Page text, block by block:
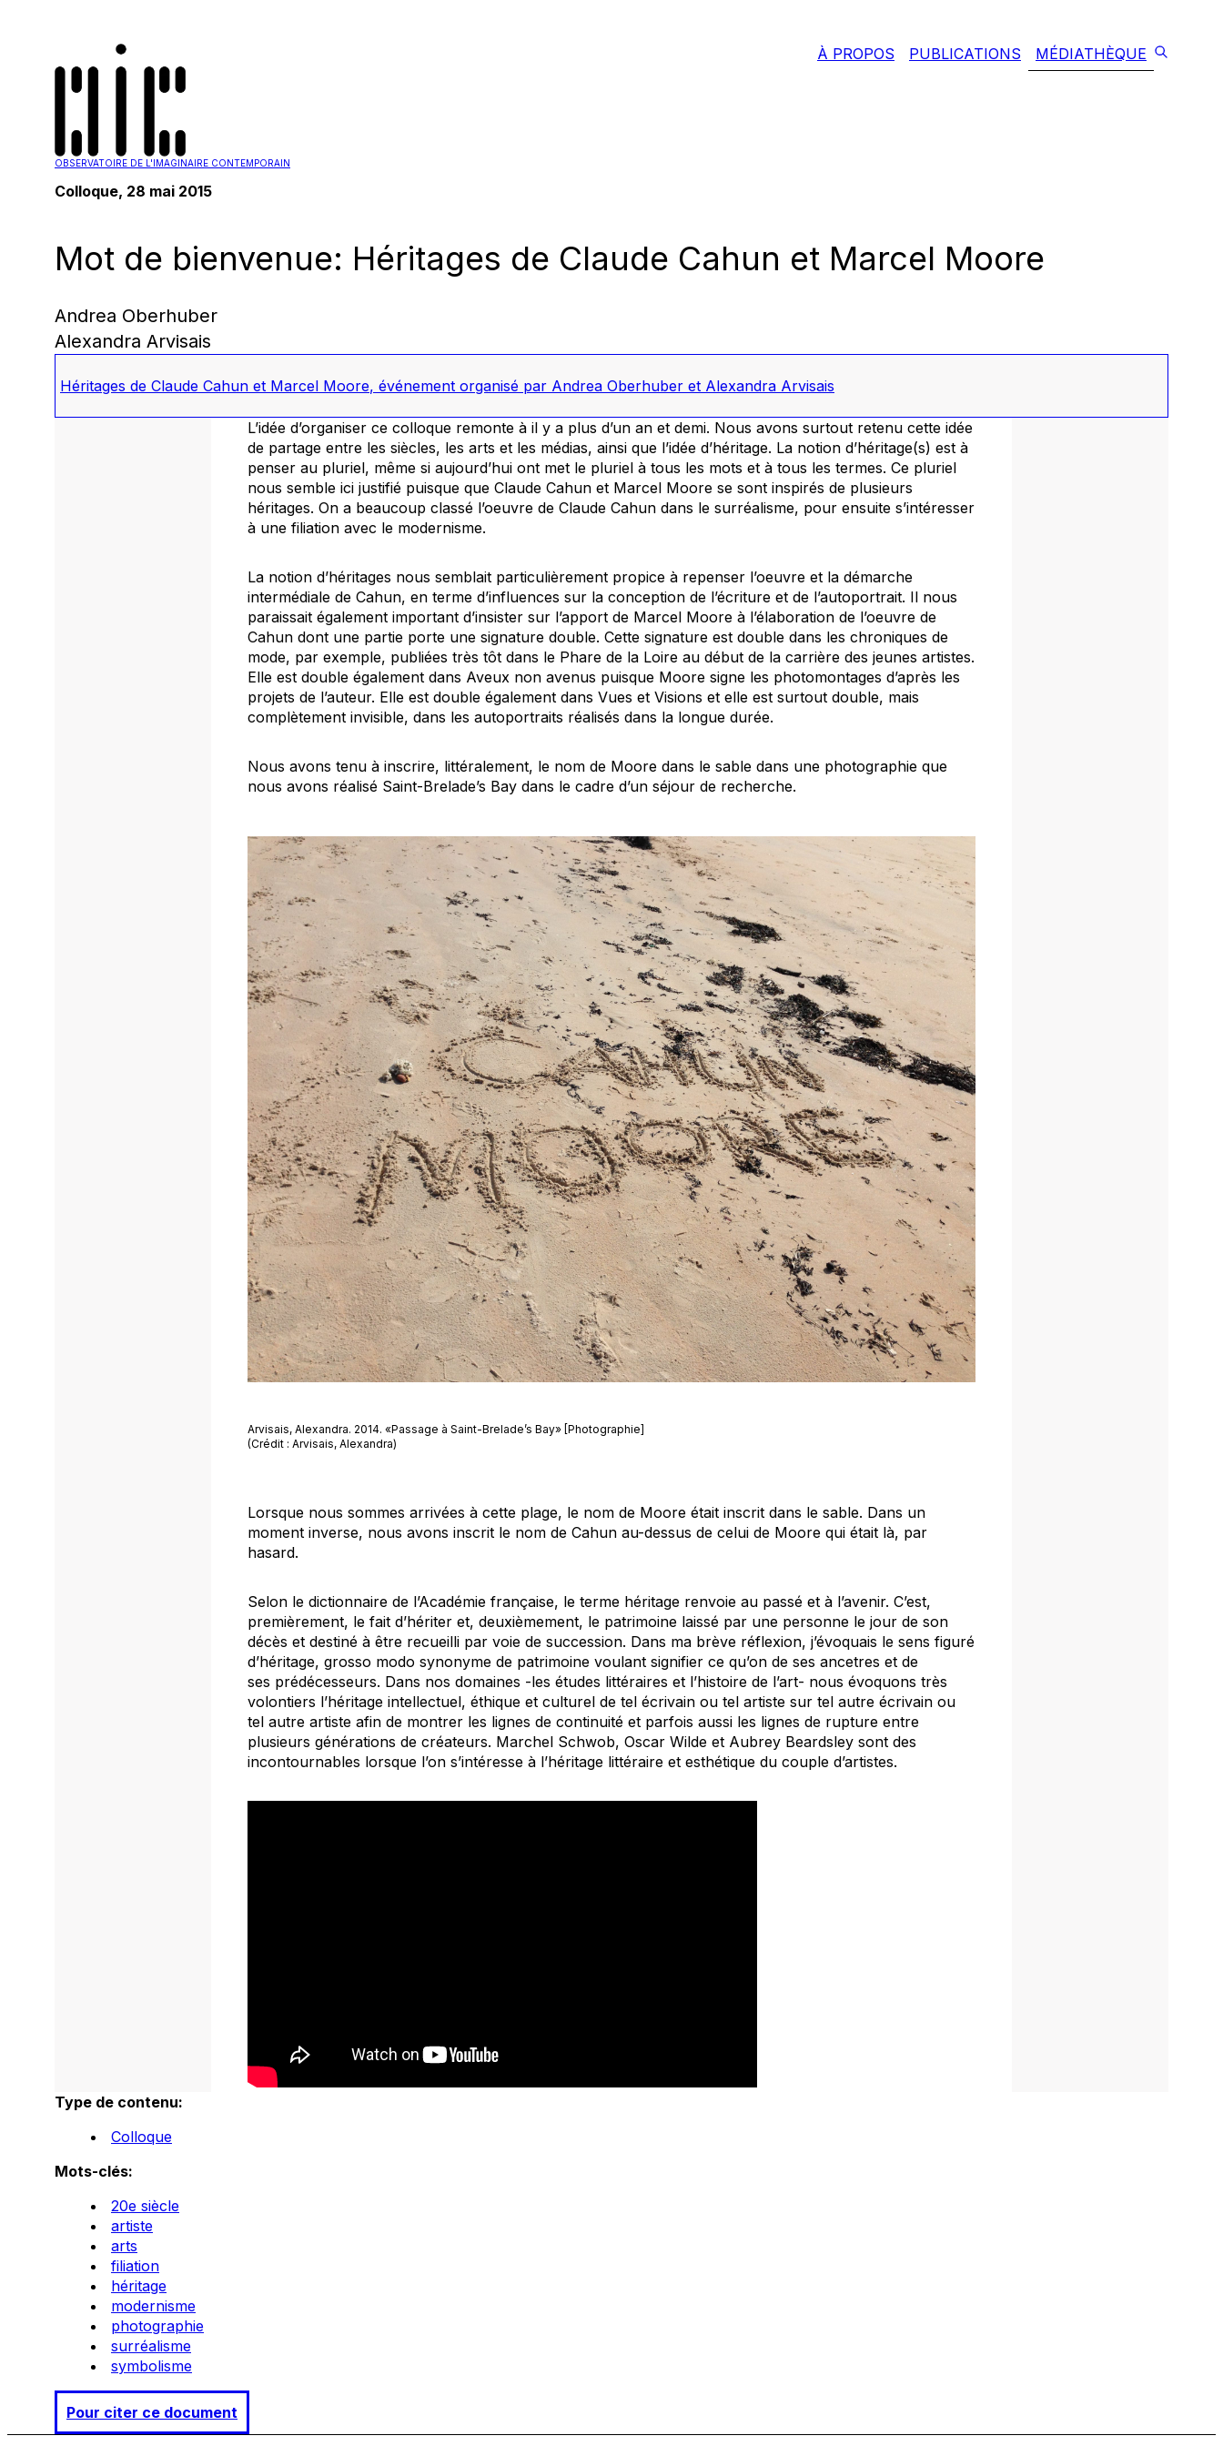
OBSERVATOIRE DE L'IMAGINAIRE CONTEMPORAIN
À PROPOS PUBLICATIONS MÉDIATHÈQUE
Colloque, 28 mai 2015
Mot de bienvenue: Héritages de Claude Cahun et Marcel Moore
Andrea Oberhuber
Alexandra Arvisais
Héritages de Claude Cahun et Marcel Moore, événement organisé par Andrea Oberhuber et Alexandra Arvisais
L’idée d’organiser ce colloque remonte à il y a plus d’un an et demi. Nous avons surtout retenu cette idée
de partage entre les siècles, les arts et les médias, ainsi que l’idée d’héritage. La notion d’héritage(s) est à
penser au pluriel, même si aujourd’hui ont met le pluriel à tous les mots et à tous les termes. Ce pluriel
nous semble ici justifié puisque que Claude Cahun et Marcel Moore se sont inspirés de plusieurs
héritages. On a beaucoup classé l’oeuvre de Claude Cahun dans le surréalisme, pour ensuite s’intéresser
à une filiation avec le modernisme.
La notion d’héritages nous semblait particulièrement propice à repenser l’oeuvre et la démarche
intermédiale de Cahun, en terme d’influences sur la conception de l’écriture et de l’autoportrait. Il nous
paraissait également important d’insister sur l’apport de Marcel Moore à l’élaboration de l’oeuvre de
Cahun dont une partie porte une signature double. Cette signature est double dans les chroniques de
mode, par exemple, publiées très tôt dans le Phare de la Loire au début de la carrière des jeunes artistes.
Elle est double également dans Aveux non avenus puisque Moore signe les photomontages d’après les
projets de l’auteur. Elle est double également dans Vues et Visions et elle est surtout double, mais
complètement invisible, dans les autoportraits réalisés dans la longue durée.
Nous avons tenu à inscrire, littéralement, le nom de Moore dans le sable dans une photographie que
nous avons réalisé Saint-Brelade’s Bay dans le cadre d’un séjour de recherche.
Arvisais, Alexandra. 2014. «Passage à Saint-Brelade’s Bay» [Photographie]
(Crédit : Arvisais, Alexandra)
Lorsque nous sommes arrivées à cette plage, le nom de Moore était inscrit dans le sable. Dans un
moment inverse, nous avons inscrit le nom de Cahun au-dessus de celui de Moore qui était là, par
hasard.
Selon le dictionnaire de l’Académie française, le terme héritage renvoie au passé et à l’avenir. C’est,
premièrement, le fait d’hériter et, deuxièmement, le patrimoine laissé par une personne le jour de son
décès et destiné à être recueilli par voie de succession. Dans ma brève réflexion, j’évoquais le sens figuré
d’héritage, grosso modo synonyme de patrimoine voulant signifier ce qu’on de ses ancetres et de
ses prédécesseurs. Dans nos domaines -les études littéraires et l’histoire de l’art- nous évoquons très
volontiers l’héritage intellectuel, éthique et culturel de tel écrivain ou tel artiste sur tel autre écrivain ou
tel autre artiste afin de montrer les lignes de continuité et parfois aussi les lignes de rupture entre
plusieurs générations de créateurs. Marchel Schwob, Oscar Wilde et Aubrey Beardsley sont des
incontournables lorsque l’on s’intéresse à l’héritage littéraire et esthétique du couple d’artistes.
Type de contenu:
Colloque
Mots-clés:
20e siècle
artiste
arts
filiation
héritage
modernisme
photographie
surréalisme
symbolisme
Pour citer ce document